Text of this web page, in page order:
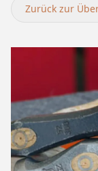
Zurück zur